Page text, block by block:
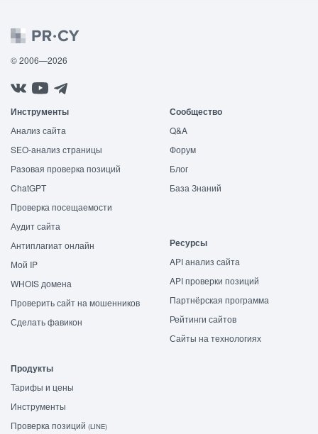
© 2006—2026
Инструменты
Анализ сайта
SEO-анализ страницы
Разовая проверка позиций
ChatGPT
Проверка посещаемости
Аудит сайта
Антиплагиат онлайн
Мой IP
WHOIS домена
Проверить сайт на мошенников
Сделать фавикон
Сообщество
Q&A
Форум
Блог
База Знаний
Ресурсы
API анализ сайта
API проверки позиций
Партнёрская программа
Рейтинги сайтов
Сайты на технологиях
Продукты
Тарифы и цены
Инструменты
Проверка позиций (LINE)